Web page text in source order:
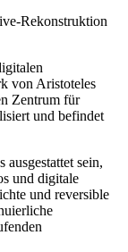
von Aristoteles
Zentrum für
und befindet
sein,
und digitale
und reversible